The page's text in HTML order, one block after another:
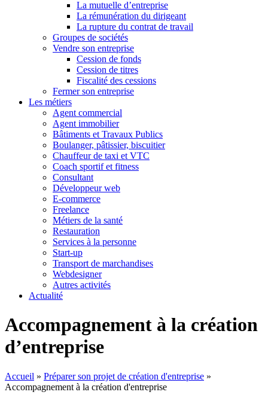
La mutuelle d’entreprise
La rémunération du dirigeant
La rupture du contrat de travail
Groupes de sociétés
Vendre son entreprise
Cession de fonds
Cession de titres
Fiscalité des cessions
Fermer son entreprise
Les métiers
Agent commercial
Agent immobilier
Bâtiments et Travaux Publics
Boulanger, pâtissier, biscuitier
Chauffeur de taxi et VTC
Coach sportif et fitness
Consultant
Développeur web
E-commerce
Freelance
Métiers de la santé
Restauration
Services à la personne
Start-up
Transport de marchandises
Webdesigner
Autres activités
Actualité
Accompagnement à la création
d’entreprise
Accueil » Préparer son projet de création d'entreprise »
Accompagnement à la création d'entreprise